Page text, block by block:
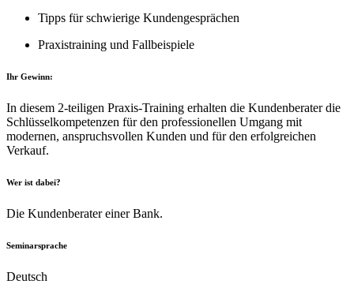
Tipps für schwierige Kundengesprächen
Praxistraining und Fallbeispiele
Ihr Gewinn:
In diesem 2-teiligen Praxis-Training erhalten die Kundenberater die
Schlüsselkompetenzen für den professionellen Umgang mit
modernen, anspruchsvollen Kunden und für den erfolgreichen
Verkauf.
Wer ist dabei?
Die Kundenberater einer Bank.
Seminarsprache
Deutsch